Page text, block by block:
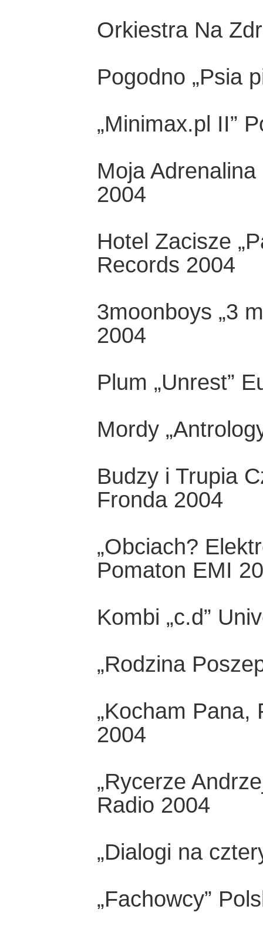
Orkiestra Na
Pogodno „Psia
„Minimax.pl II”
Moja Adrenalina
2004
Hotel Zacisze
Records 2004
3moonboys „3
2004
Plum „Unrest”
Mordy
Budzy i Trupia
Fronda 2004
„Obciach?
Pomaton EMI
Kombi „c.d”
„Rodzina
„Kocham Pana,
2004
„Rycerze
Radio 2004
„Dialogi na
„Fachowcy”